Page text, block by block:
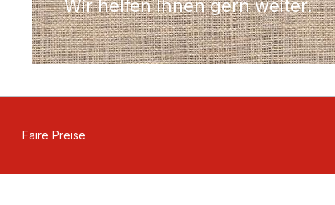
Wir helfen Ihnen gern weiter.
Faire Preise